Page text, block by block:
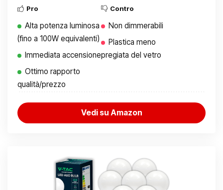
Pro
Alta potenza luminosa
(fino a 100W equivalenti)
Immediata accensione
Ottimo rapporto
qualità/prezzo
Contro
Non dimmerabili
Plastica meno
pregiata del vetro
Vedi su Amazon